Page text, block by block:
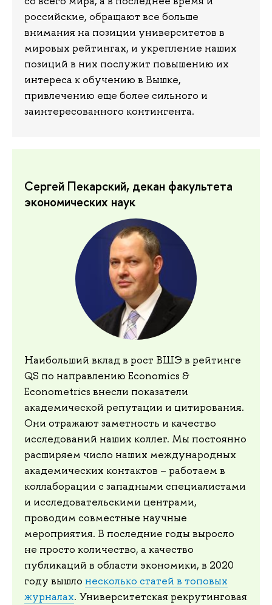
российские, обращают все больше
внимания на позиции университетов в
мировых рейтингах, и укрепление наших
позиций в них послужит повышению их
интереса к обучению в Вышке,
привлечению еще более сильного и
заинтересованного контингента.
Сергей Пекарский, декан факультета
экономических наук
Наибольший вклад в рост ВШЭ в рейтинге
QS по направлению Economics &
Econometrics внесли показатели
академической репутации и цитирования.
Они отражают заметность и качество
исследований наших коллег. Мы постоянно
расширяем число наших международных
академических контактов – работаем в
коллаборации с западными специалистами
и исследовательскими центрами,
проводим совместные научные
мероприятия. В последние годы выросло
не просто количество, а качество
публикаций в области экономики, в 2020
году вышло несколько статей в топовых
журналах. Университетская рекрутинговая